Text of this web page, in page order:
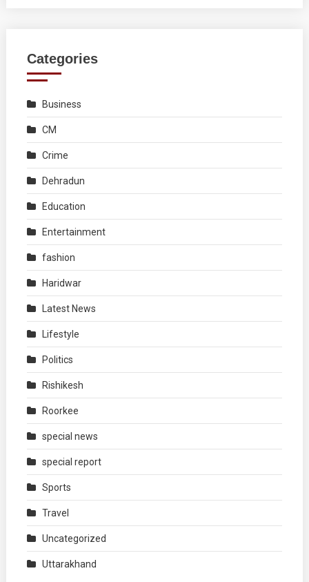
Categories
Business
CM
Crime
Dehradun
Education
Entertainment
fashion
Haridwar
Latest News
Lifestyle
Politics
Rishikesh
Roorkee
special news
special report
Sports
Travel
Uncategorized
Uttarakhand